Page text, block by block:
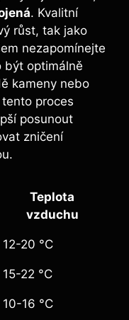
. Kvalitní
růst, tak jako
nezapomínejte
být optimálně
kameny nebo
proces
posunout
zničení
Teplota
vzduchu
12-20 °C
15-22 °C
10-16 °C